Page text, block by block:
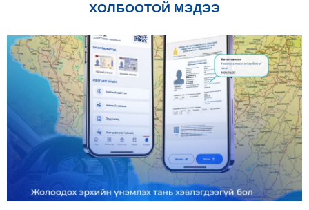
ХОЛБООТОЙ МЭДЭЭ